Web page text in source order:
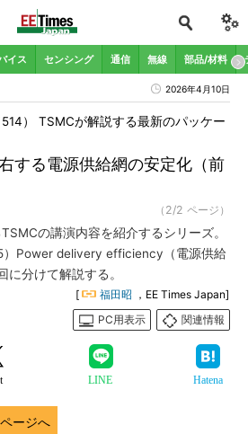
イス センシング 通信 無線 部品/材料
2026年4月10日
する電源供給網の安定化（前
） TSMCが解説する最新のパッケー
（2/2 ページ）
の講演内容を紹介するシリーズ。
）Power delivery efficiency（電源供給
に分けて解説する。
[ 福田昭 ，EE Times Japan]
PC用表示
関連情報
LINE Hatena
ージへ